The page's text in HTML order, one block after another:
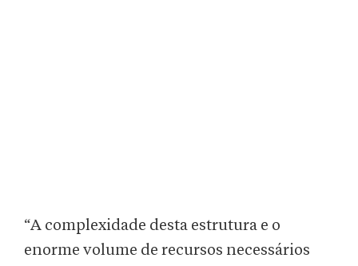
“A complexidade desta estrutura e o
enorme volume de recursos necessários